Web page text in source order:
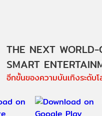
THE NEXT WORLD-
SMART
อีกขั้นของความบันเทิงระดับ